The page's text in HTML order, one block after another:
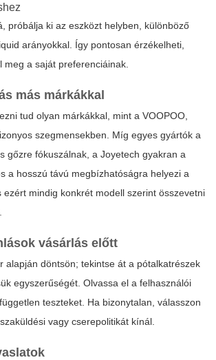
próbálja ki az eszközt helyben, különböző
arányokkal. Így pontosan érzékelheti,
meg a saját preferenciáinak.
más márkákkal
tud olyan márkákkal, mint a VOOPOO,
szegmensekben. Míg egyes gyártók a
gőzre fókuszálnak, a Joyetech gyakran a
a hosszú távú megbízhatóságra helyezi a
ezért mindig konkrét modell szerint összevetni
vásárlás előtt
alapján döntsön; tekintse át a pótalkatrészek
egyszerűségét. Olvassa el a felhasználói
teszteket. Ha bizonytalan, válasszon
vagy cserepolitikát kínál.